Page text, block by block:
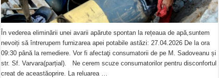
În vederea eliminării unei avarii apărute spontan la rețeaua de apă,suntem
nevoiți să întrerupem furnizarea apei potabile astăzi: 27.04.2026 De la ora
09:30 până la remediere. Vor fi afectaţi consumatorii de pe M. Sadoveanu și
str. Sf. Varvara(parțial). Ne cerem scuze consumatorilor pentru disconfortul
creat de aceastăoprire. La reluarea …